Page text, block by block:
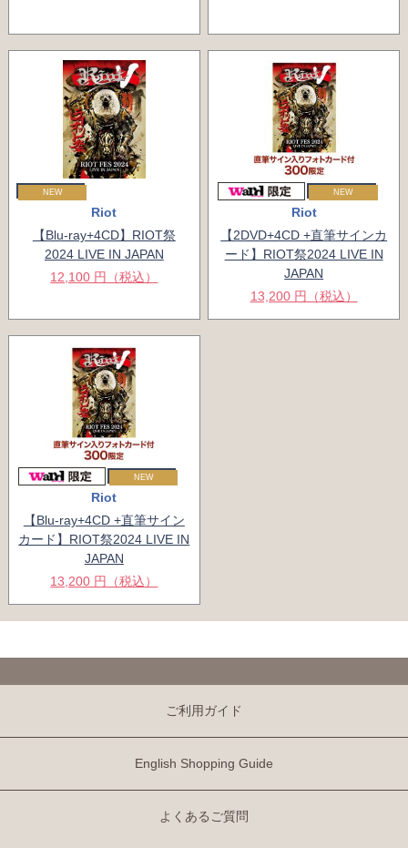
NEW
Riot
【Blu-ray+4CD】RIOT祭
2024 LIVE IN JAPAN
12,100 円（税込）
NEW
Riot
【2DVD+4CD +直筆サインカ
ード】RIOT祭2024 LIVE IN
JAPAN
13,200 円（税込）
NEW
Riot
【Blu-ray+4CD +直筆サイン
カード】RIOT祭2024 LIVE IN
JAPAN
13,200 円（税込）
ご利用ガイド
English Shopping Guide
よくあるご質問